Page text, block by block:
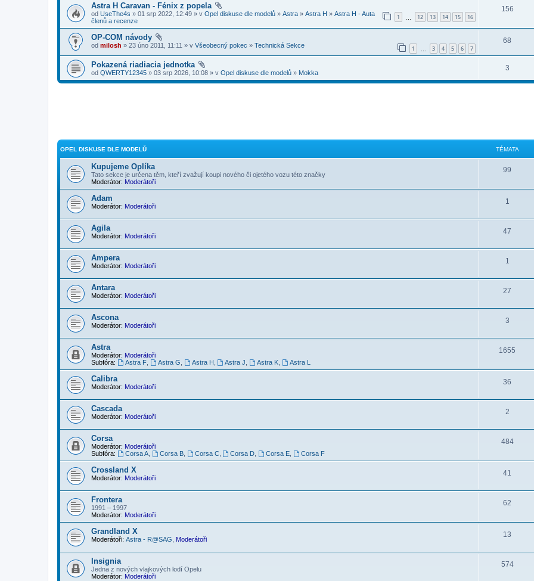
Astra H Caravan - Fénix z popela
1 12 13 14 15 16
od UseThe4s » 01 srp 2022, 12:49 » v Opel diskuse dle modelů » Astra » Astra H » Astra H - Auta
členů a recenze
156
OP-COM návody
1 3 4 5 6 7
od milosh » 23 úno 2011, 11:11 » v Všeobecný pokec » Technická Sekce
68
Pokazená riadiacia jednotka
od QWERTY12345 » 03 srp 2026, 10:08 » v Opel diskuse dle modelů » Mokka
3
OPEL DISKUSE DLE MODELŮ TÉMATA
Kupujeme Oplíka
Tato sekce je určena těm, kteří zvažují koupi nového či ojetého vozu této značky
Moderátor: Moderátoři
99
Adam
Moderátor: Moderátoři
1
Agila
Moderátor: Moderátoři
47
Ampera
Moderátor: Moderátoři
1
Antara
Moderátor: Moderátoři
27
Ascona
Moderátor: Moderátoři
3
Astra
Moderátor: Moderátoři
Subfóra:
Astra F, Astra G Astra H Astra J Astra K Astra L
1655
Calibra
Moderátor: Moderátoři
36
Cascada
Moderátor: Moderátoři
2
Corsa
Moderátor: Moderátoři
Subfóra:
Corsa A, Corsa B, Corsa C, Corsa D Corsa E Corsa F
484
Crossland X
Moderátor: Moderátoři
41
Frontera
1991 – 1997
Moderátor: Moderátoři
62
Grandland X
Moderátoři: Astra - R@SAG Moderátoři
13
Insignia
Jedna z nových vlajkových lodí Opelu
Moderátor: Moderátoři
574